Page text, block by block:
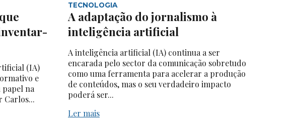
(IA)
e
na
Carlos...
TECNOLOGIA
A adaptação do jornalismo à
inteligência artificial
A inteligência artificial (IA) continua a ser
encarada pelo sector da comunicação sobretudo
como uma ferramenta para acelerar a produção
de conteúdos, mas o seu verdadeiro impacto
poderá ser...
Ler mais